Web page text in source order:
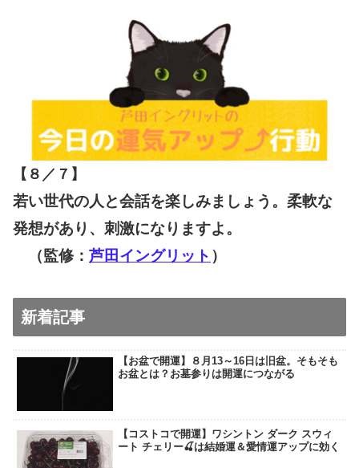
【８／７ 】
若い世代の人と会話を楽しみましょう。柔軟な
発想があり、刺激になりますよ。
（監修： 芦田イングリット ）
新着記事
【お盆で開運】８月13～16日は旧盆。そもそも
お盆とは？お墓参りは開運につながる
【コストコで開運】ワシントン ダーク スウィ
ート チェリー🍒は結婚運＆愛情運アップに効く